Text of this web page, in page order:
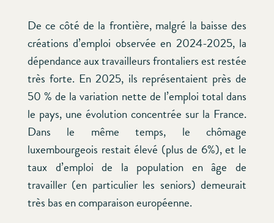
De ce côté de la frontière, malgré la baisse des
créations d’emploi observée en 2024-2025, la
dépendance aux travailleurs frontaliers est restée
très forte. En 2025, ils représentaient près de
50 % de la variation nette de l’emploi total dans
le pays, une évolution concentrée sur la France.
Dans le même temps, le chômage
luxembourgeois restait élevé (plus de 6%), et le
taux d’emploi de la population en âge de
travailler (en particulier les seniors) demeurait
très bas en comparaison européenne.